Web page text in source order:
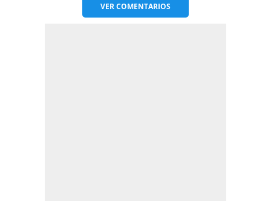
VERCOMENTARIOS